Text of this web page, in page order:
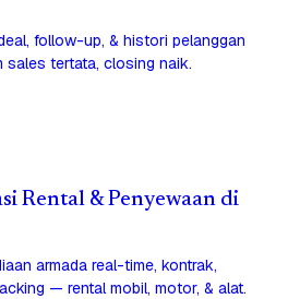
follow-up, & histori pelanggan
sales tertata, closing naik.
Rental & Penyewaan di
armada real-time, kontrak,
— rental mobil, motor, & alat.